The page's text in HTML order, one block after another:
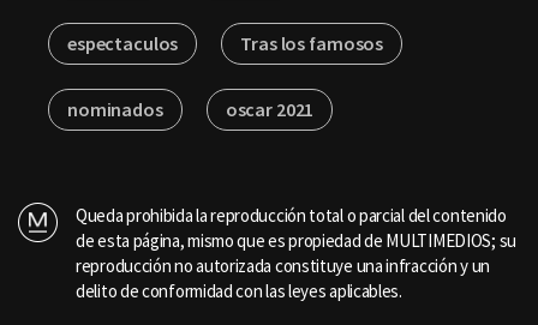
espectaculos Tras los famosos
nominados oscar 2021
Queda prohibida la reproducción total o parcial del contenido
de esta página, mismo que es propiedad de MULTIMEDIOS; su
reproducción no autorizada constituye una infracción y un
delito de conformidad con las leyes aplicables.